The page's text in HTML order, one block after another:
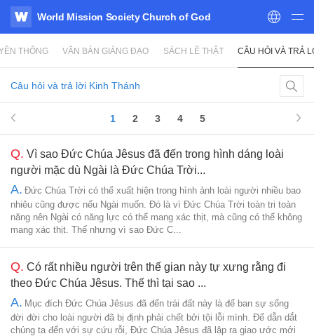
WATV
World Mission Society Church of God
THÔNG VĂN BẢN GIẢNG ĐẠO SÁCH LẼ THẬT CÂU HỎI VÀ TRẢ
Câu hỏi và trả lời Kinh Thánh
1 2 3 4 5
Q. Vì sao Đức Chúa Jêsus đã đến trong hình dáng loài
người mặc dù Ngài là Đức Chúa Trời...
A. Đức Chúa Trời có thể xuất hiện trong hình ảnh loài người nhiều bao
nhiêu cũng được nếu Ngài muốn. Đó là vì Đức Chúa Trời toàn tri toàn
năng nên Ngài có năng lực có thể mang xác thịt, mà cũng có thể không
mang xác thịt. Thế nhưng vì sao Đức C...
Q. Có rất nhiều người trên thế gian này tự xưng rằng đi
theo Đức Chúa Jêsus. Thế thì tại sao ...
A. Mục đích Đức Chúa Jêsus đã đến trái đất này là để ban sự sống
đời đời cho loài người đã bị định phải chết bởi tội lỗi mình. Để dẫn dắt
chúng ta đến với sự cứu rỗi, Đức Chúa Jêsus đã lập ra giao ước mới